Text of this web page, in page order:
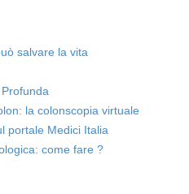
salvare la vita
la colonscopia virtuale
portale Medici Italia
come fare ?